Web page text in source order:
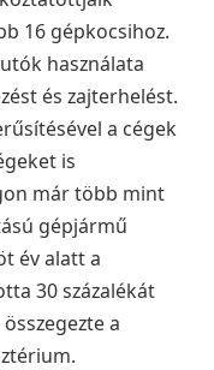
16 gépkocsihoz.
használata
és zajterhelést.
a cégek
is
már több mint
gépjármű
év alatt a
30 százalékát
a